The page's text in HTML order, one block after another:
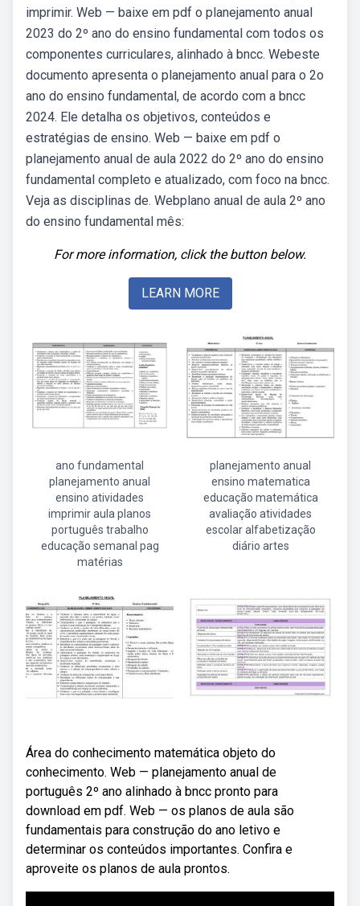
imprimir. Web — baixe em pdf o planejamento anual
2023 do 2º ano do ensino fundamental com todos os
componentes curriculares, alinhado à bncc. Webeste
documento apresenta o planejamento anual para o 2o
ano do ensino fundamental, de acordo com a bncc
2024. Ele detalha os objetivos, conteúdos e
estratégias de ensino. Web — baixe em pdf o
planejamento anual de aula 2022 do 2º ano do ensino
fundamental completo e atualizado, com foco na bncc.
Veja as disciplinas de. Webplano anual de aula 2º ano
do ensino fundamental mês:
For more information, click the button below.
LEARN MORE
ano fundamental
planejamento anual
ensino atividades
imprimir aula planos
português trabalho
educação semanal pag
matérias
planejamento anual
ensino matematica
educação matemática
avaliação atividades
escolar alfabetização
diário artes
Área do conhecimento matemática objeto do
conhecimento. Web — planejamento anual de
português 2º ano alinhado à bncc pronto para
download em pdf. Web — os planos de aula são
fundamentais para construção do ano letivo e
determinar os conteúdos importantes. Confira e
aproveite os planos de aula prontos.